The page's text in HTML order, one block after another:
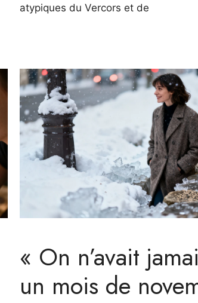
atypiques du Vercors et de
« On n’avait
un mois de